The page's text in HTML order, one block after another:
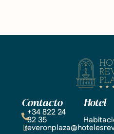
Contacto
+34 822 24
32 35
Hotel